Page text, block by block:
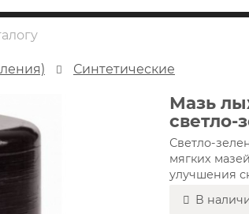
Синтетические
Мазь
светло-
Светло-
мягких
улучшения
В